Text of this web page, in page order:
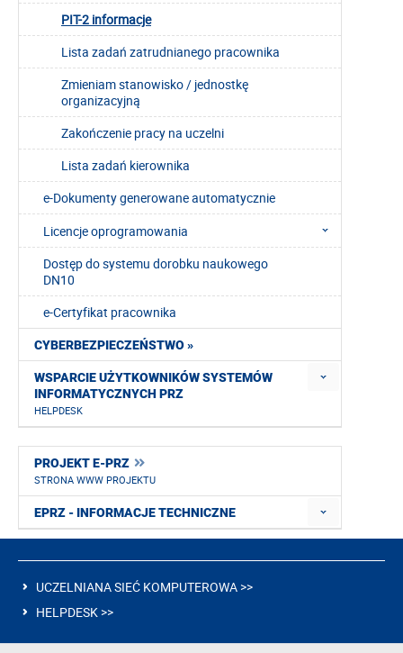
PIT-2 informacje
Lista zadań zatrudnianego pracownika
Zmieniam stanowisko / jednostkę
organizacyjną
Zakończenie pracy na uczelni
Lista zadań kierownika
e-Dokumenty generowane automatycznie
Licencje oprogramowania
Dostęp do systemu dorobku naukowego
DN10
e-Certyfikat pracownika
CYBERBEZPIECZEŃSTWO »
WSPARCIE UŻYTKOWNIKÓW SYSTEMÓW
INFORMATYCZNYCH PRZ
HELPDESK
PROJEKT E-PRZ
STRONA WWW PROJEKTU
EPRZ - INFORMACJE TECHNICZNE
UCZELNIANA SIEĆ KOMPUTEROWA >>
HELPDESK >>